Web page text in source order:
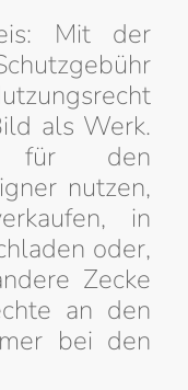
Mit der
als Werk.
für den
nutzen,
in
oder,
Zecke
an den
bei den